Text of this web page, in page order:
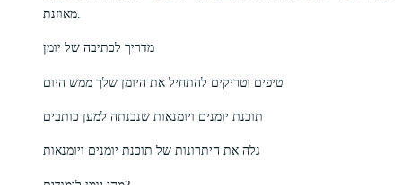
מדריך לכתיבה של יומן
טיפים וטריקים להתחיל את היומן שלך ממש היום
תוכנת יומנים ויומנאות שנבנתה למען כותבים
גלה את היתרונות של תוכנת יומנים ויומנאות